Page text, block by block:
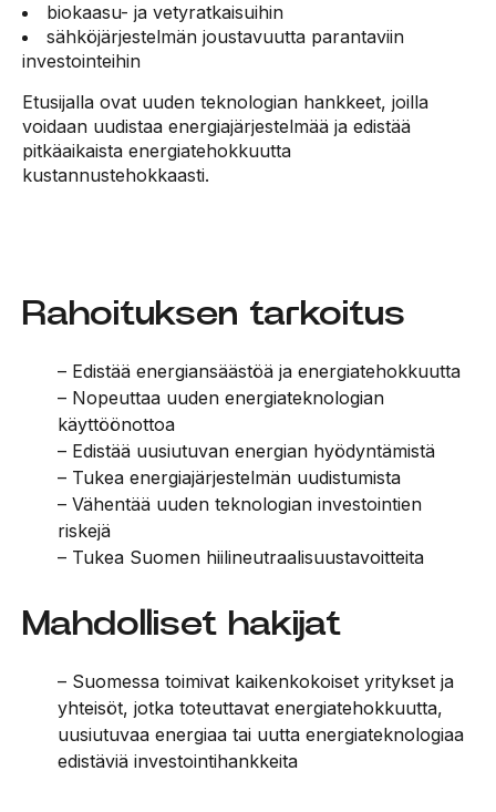
biokaasu- ja vetyratkaisuihin
sähköjärjestelmän joustavuutta parantaviin
investointeihin
Etusijalla ovat uuden teknologian hankkeet, joilla
voidaan uudistaa energiajärjestelmää ja edistää
pitkäaikaista energiatehokkuutta
kustannustehokkaasti.
Rahoituksen tarkoitus
– Edistää energiansäästöä ja energiatehokkuutta
– Nopeuttaa uuden energiateknologian
käyttöönottoa
– Edistää uusiutuvan energian hyödyntämistä
– Tukea energiajärjestelmän uudistumista
– Vähentää uuden teknologian investointien
riskejä
– Tukea Suomen hiilineutraalisuustavoitteita
Mahdolliset hakijat
– Suomessa toimivat kaikenkokoiset yritykset ja
yhteisöt, jotka toteuttavat energiatehokkuutta,
uusiutuvaa energiaa tai uutta energiateknologiaa
edistäviä investointihankkeita